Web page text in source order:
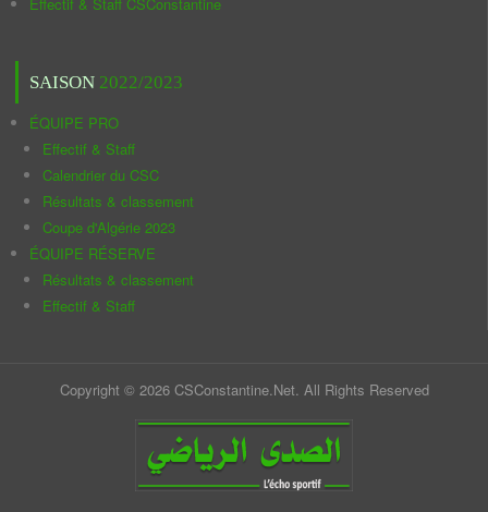
SAISON 2022/2023
ÉQUIPE PRO
Effectif & Staff
Calendrier du CSC
Résultats & classement
Coupe d'Algérie 2023
ÉQUIPE RÉSERVE
Résultats & classement
Effectif & Staff
Copyright © 2026 CSConstantine.Net. All Rights Reserved